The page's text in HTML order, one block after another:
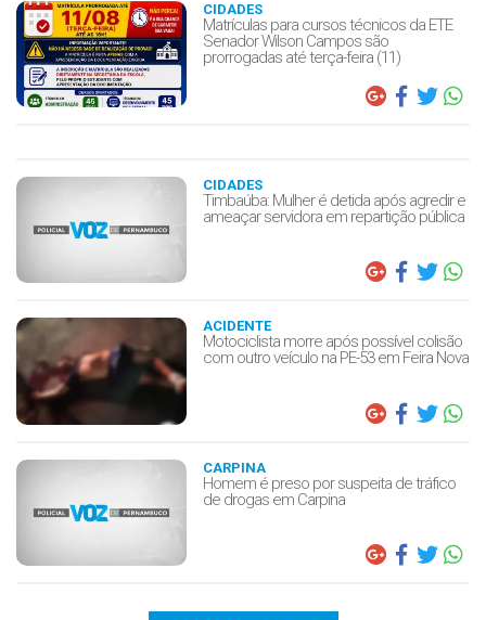
CIDADES
Matrículas para cursos técnicos da ETE
Senador Wilson Campos são
prorrogadas até terça-feira (11)
CIDADES
Timbaúba: Mulher é detida após agredir e
ameaçar servidora em repartição pública
ACIDENTE
Motociclista morre após possível colisão
com outro veículo na PE-53 em Feira Nova
CARPINA
Homem é preso por suspeita de tráfico
de drogas em Carpina